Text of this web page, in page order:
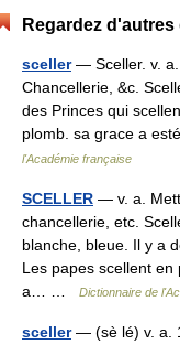
Regardez
sceller— Sceller. v. a.
Chancellerie, &c.
des Princes qui
plomb. sa grace a
l'Académie française
SCELLER — v. a.
chancellerie, etc.
blanche, bleue. Il y a
Les papes scellent
a… …
Dictionnaire de
sceller— (sè lé) v. a.